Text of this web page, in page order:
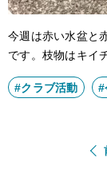
今週は赤い水盆と
です。枝物はキイ
#クラブ活動 #